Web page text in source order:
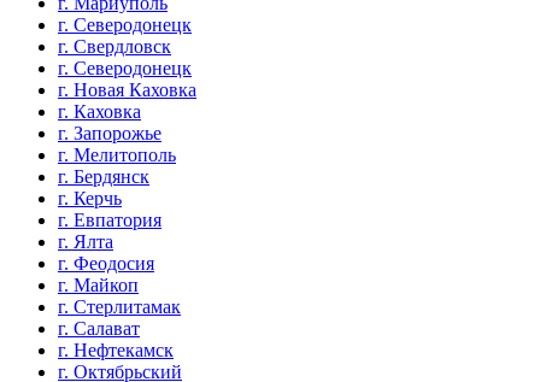
г. Северодонецк
г. Свердловск
г. Северодонецк
г. Новая Каховка
г. Каховка
г. Запорожье
г. Мелитополь
г. Бердянск
г. Керчь
г. Евпатория
г. Ялта
г. Феодосия
г. Майкоп
г. Стерлитамак
г. Салават
г. Нефтекамск
г. Октябрьский